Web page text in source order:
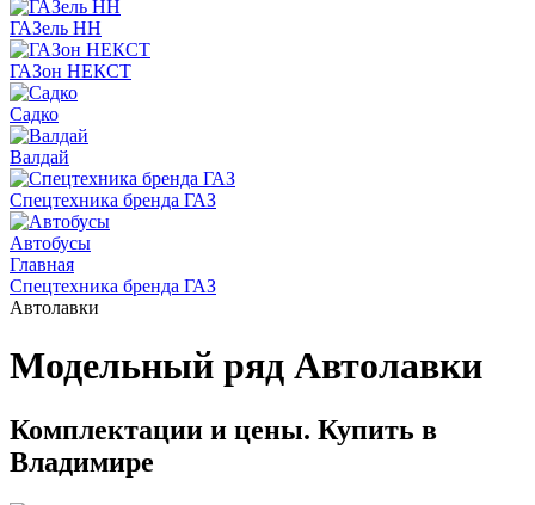
ГАЗель НН
ГАЗон НЕКСТ
Садко
Валдай
Спецтехника бренда ГАЗ
Автобусы
Главная
Спецтехника бренда ГАЗ
Автолавки
Модельный ряд Автолавки
Комплектации и цены. Купить в
Владимире